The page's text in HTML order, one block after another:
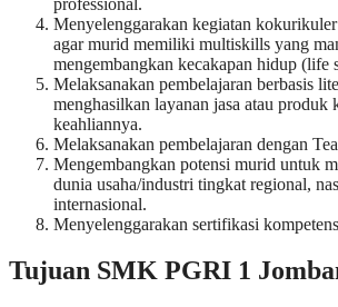
Menyelenggarakan kegiatan
agar murid memiliki multiskills yang
mengembangkan kecakapan hidup (life
Melaksanakan pembelajaran berbasis
menghasilkan layanan jasa atau produk
keahliannya.
Melaksanakan pembelajaran dengan
Mengembangkan potensi murid untuk
dunia usaha/industri tingkat regional,
internasional.
Menyelenggarakan sertifikasi
Tujuan SMK PGRI 1